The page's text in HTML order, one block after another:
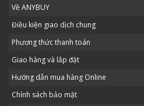
Về ANYBUY
Điều kiện giao dịch chung
Phương thức thanh toán
Giao hàng và lắp đặt
Hướng dẫn mua hàng Online
Chính sách bảo mật